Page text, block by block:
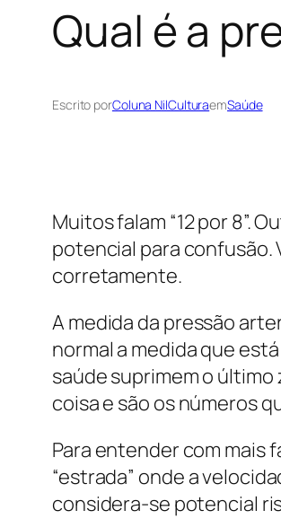
Qual é a
Escrito porColuna NilCulturaemSaúde
Muitos falam “12 por 8”.
potencial para confusão.
corretamente.
A medida da pressão
normal a medida que
saúde suprimem o último
coisa e são os números
Para entender com mais
“estrada” onde a
considera-se potencial